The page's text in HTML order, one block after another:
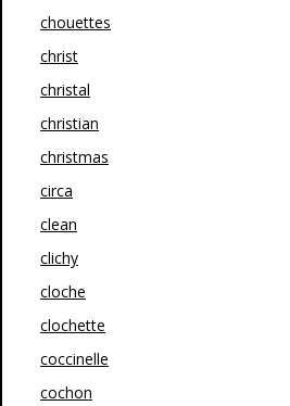
chouettes
christ
christal
christian
christmas
circa
clean
clichy
cloche
clochette
coccinelle
cochon